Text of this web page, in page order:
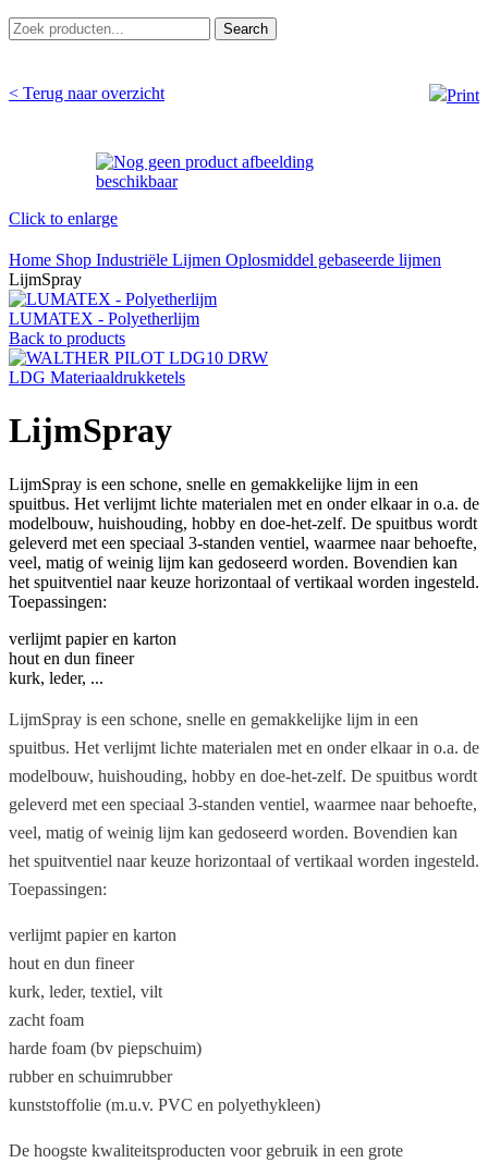
Search
Print
< Terug naar overzicht
Click to enlarge
Home Shop Industriële Lijmen Oplosmiddel gebaseerde lijmen
LijmSpray
LUMATEX - Polyetherlijm
Back to products
LDG Materiaaldrukketels
LijmSpray
LijmSpray is een schone, snelle en gemakkelijke lijm in een
spuitbus. Het verlijmt lichte materialen met en onder elkaar in o.a. de
modelbouw, huishouding, hobby en doe-het-zelf. De spuitbus wordt
geleverd met een speciaal 3-standen ventiel, waarmee naar behoefte,
veel, matig of weinig lijm kan gedoseerd worden. Bovendien kan
het spuitventiel naar keuze horizontaal of vertikaal worden ingesteld.
Toepassingen:
verlijmt papier en karton
hout en dun fineer
kurk, leder, ...
LijmSpray is een schone, snelle en gemakkelijke lijm in een
spuitbus. Het verlijmt lichte materialen met en onder elkaar in o.a. de
modelbouw, huishouding, hobby en doe-het-zelf. De spuitbus wordt
geleverd met een speciaal 3-standen ventiel, waarmee naar behoefte,
veel, matig of weinig lijm kan gedoseerd worden. Bovendien kan
het spuitventiel naar keuze horizontaal of vertikaal worden ingesteld.
Toepassingen:
verlijmt papier en karton
hout en dun fineer
kurk, leder, textiel, vilt
zacht foam
harde foam (bv piepschuim)
rubber en schuimrubber
kunststoffolie (m.u.v. PVC en polyethykleen)
De hoogste kwaliteitsproducten voor gebruik in een grote